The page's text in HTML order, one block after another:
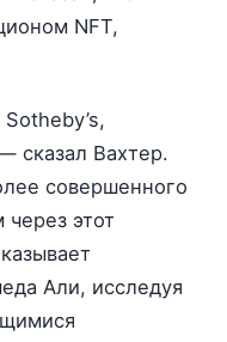
NFT,
сказал Вахтер.
совершенного
этот
Али, исследуя